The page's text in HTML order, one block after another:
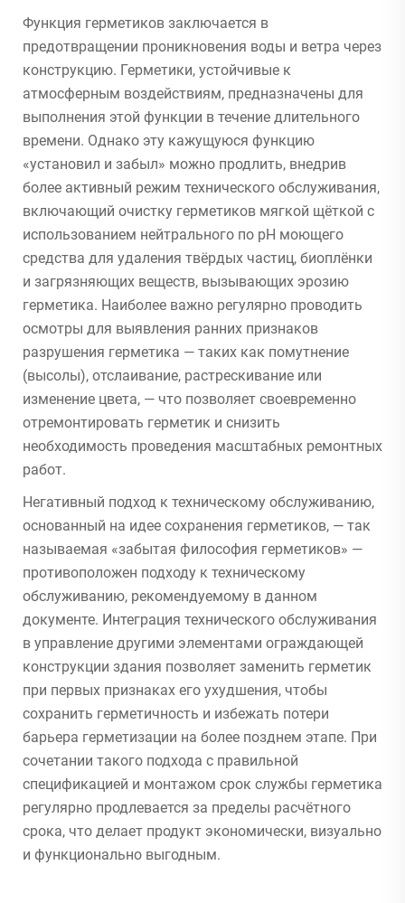
Функция герметиков заключается в
предотвращении проникновения воды и ветра через
конструкцию. Герметики, устойчивые к
атмосферным воздействиям, предназначены для
выполнения этой функции в течение длительного
времени. Однако эту кажущуюся функцию
«установил и забыл» можно продлить, внедрив
более активный режим технического обслуживания,
включающий очистку герметиков мягкой щёткой с
использованием нейтрального по pH моющего
средства для удаления твёрдых частиц, биоплёнки
и загрязняющих веществ, вызывающих эрозию
герметика. Наиболее важно регулярно проводить
осмотры для выявления ранних признаков
разрушения герметика — таких как помутнение
(высолы), отслаивание, растрескивание или
изменение цвета, — что позволяет своевременно
отремонтировать герметик и снизить
необходимость проведения масштабных ремонтных
работ.
Негативный подход к техническому обслуживанию,
основанный на идее сохранения герметиков, — так
называемая «забытая философия герметиков» —
противоположен подходу к техническому
обслуживанию, рекомендуемому в данном
документе. Интеграция технического обслуживания
в управление другими элементами ограждающей
конструкции здания позволяет заменить герметик
при первых признаках его ухудшения, чтобы
сохранить герметичность и избежать потери
барьера герметизации на более позднем этапе. При
сочетании такого подхода с правильной
спецификацией и монтажом срок службы герметика
регулярно продлевается за пределы расчётного
срока, что делает продукт экономически, визуально
и функционально выгодным.